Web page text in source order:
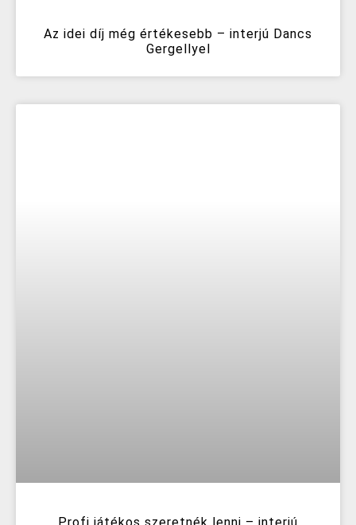
Az idei díj még értékesebb – interjú Dancs
Gergellyel